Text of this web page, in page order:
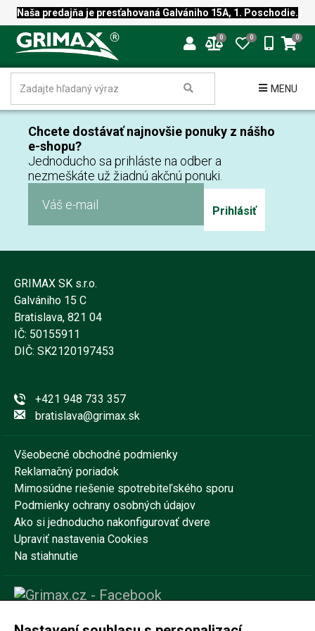
Naša predajňa je presťahovaná Galvániho 15A, 1. Poschodie.
0 0 0
MENU
Chcete dostávať najnovšie ponuky z nášho
e-shopu?
Jednoducho sa prihláste na odber a
nezmeškáte už žiadnú akčnú ponuki.
Prihlásiť
GRIMAX SK s.r.o.
Galvániho 15 C
Bratislava, 821 04
IČ: 50155911
DIČ: SK2120197453
+421 948 733 357
bratislava@grimax.sk
Všeobecné obchodné podmienky
Reklamačný poriadok
Mimosúdne riešenie spotrebiteľského sporu
Podmienky ochrany osobných údajov
Ako si jednoducho nakonfigurovať dvere
Upraviť nastavenia Cookies
Na stiahnutie